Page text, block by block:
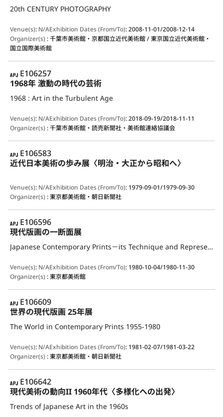
20th CENTURY PHOTOGRAPHY
Venue(s): N/AExhibition Dates (From/To):2008-11-01/2008-12-14
Organizer(s):千葉市美術館・京都国立近代美術館 / 東京国立近代美術館・
国立国際美術館
APJ
E106257
1968年 激動の時代の芸術
1968 : Art in the Turbulent Age
Venue(s): N/AExhibition Dates (From/To):2018-09-19/2018-11-11
Organizer(s):千葉市美術館・読売新聞社・美術館連絡協議会
APJ
E106583
近代日本美術の歩み展〈明治・大正から昭和へ〉
Venue(s): N/AExhibition Dates (From/To): 1979-09-01/1979-09-30
Organizer(s):東京都美術館・朝日新聞社
APJ
E106596
現代版画の一断面展
Japanese Contemporary Prints－its Technique and Representation
Venue(s): N/AExhibition Dates (From/To): 1980-10-04/1980-11-30
Organizer(s):東京都美術館
APJ
E106609
世界の現代版画 25年展
The World in Contemporary Prints 1955-1980
Venue(s): N/AExhibition Dates (From/To): 1981-02-07/1981-03-22
Organizer(s):東京都美術館・朝日新聞社
APJ
E106642
現代美術の動向II 1960年代〈多様化への出発〉
Trends of Japanese Art in the 1960s